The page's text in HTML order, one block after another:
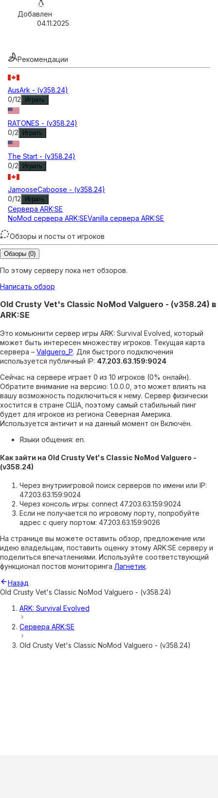
Добавлен
04.11.2025
Рекомендации
AusArk - (v358.24)
0/12 Играть
RATONES - (v358.24)
0/2 Играть
The Start - (v358.24)
0/2 Играть
JamooseCaboose - (v358.24)
0/12 Играть
Сервера ARK:SE
NoMod сервера ARK:SEVanilla сервера ARK:SE
Обзоры и посты от игроков
Обзоры (0)
По этому серверу пока нет обзоров.
Написать обзор
Old Crusty Vet's Classic NoMod Valguero - (v358.24) в
ARK:SE
Это комьюнити сервер игры ARK: Survival Evolved, который
может быть интересен множеству игроков. Текущая карта
сервера – Valguero_P. Для быстрого подключения
используется публичный IP: 47.203.63.159:9024
Сейчас на сервере играет 0 из 10 игроков (0% онлайн).
Обратите внимание на версию: 1.0.0.0, это может влиять на
вашу возможность подключиться к нему. Сервер физически
хостится в стране США, поэтому самый стабильный пинг
будет для игроков из региона Северная Америка.
Используется античит и на данный момент он Включён.
Языки общения: en.
Как зайти на Old Crusty Vet's Classic NoMod Valguero -
(v358.24)
Через внутриигровой поиск серверов по имени или IP:
47.203.63.159:9024
Через консоль игры: connect 47.203.63.159:9024
Если не получается по игровому порту, попробуйте
адрес с query портом: 47.203.63.159:9026
На странице вы можете оставить обзор, предложение или
идею владельцам, поставить оценку этому ARK:SE серверу и
поделиться впечатлениями. Используйте соответствующий
функционал постов мониторинга Лагнетик.
Назад
Old Crusty Vet's Classic NoMod Valguero - (v358.24)
ARK: Survival Evolved
Сервера ARK:SE
Old Crusty Vet's Classic NoMod Valguero - (v358.24)